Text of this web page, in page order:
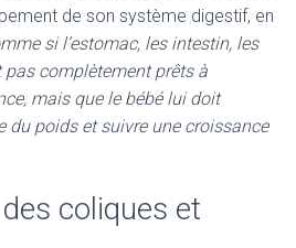
de son système digestif, en
si l’estomac, les intestin, les
complètement prêts à
mais que le bébé lui doit
du poids et suivre une croissance
coliques et